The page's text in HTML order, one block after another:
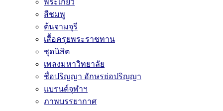
สีชมพู
ต้นจามจุรี
เสื้อครุยพระราชทาน
ชุดนิสิต
เพลงมหาวิทยาลัย
ชื่อปริญญา อักษรย่อปริญญา
แบรนด์จุฬาฯ
ภาพบรรยากาศ